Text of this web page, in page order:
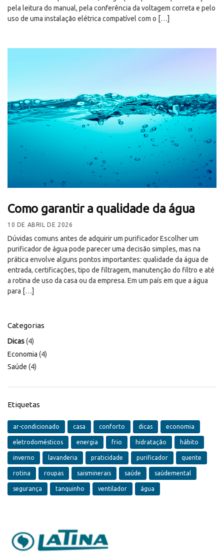
pela leitura do manual, pela conferência da voltagem correta e pelo
uso de uma instalação elétrica compatível com o […]
Como garantir a qualidade da água
10 DE ABRIL DE 2026
Dúvidas comuns antes de adquirir um purificador Escolher um
purificador de água pode parecer uma decisão simples, mas na
prática envolve alguns pontos importantes: qualidade da água de
entrada, certificações, tipo de filtragem, manutenção do filtro e até
a rotina de uso da casa ou da empresa. Em um país em que a água
para […]
Categorias
Dicas(4)
Economia (4)
Saúde (4)
Etiquetas
ar-condicionado casa conforto dicas economia
eletrodomésticos energia frio hidratação hábito
inverno lavanderia praticidade purificador quente
rotina roupas saisminerais saúde saúdemental
segurança tanquinho ventilador água